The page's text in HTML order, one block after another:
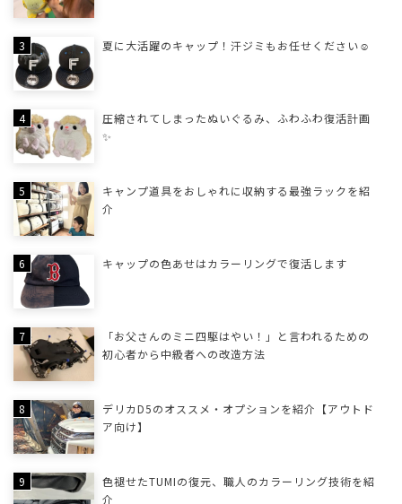
夏に大活躍のキャップ！汗ジミもお任せください☺
圧縮されてしまったぬいぐるみ、ふわふわ復活計画
✨
キャンプ道具をおしゃれに収納する最強ラックを紹
介
キャップの色あせはカラーリングで復活します
「お父さんのミニ四駆はやい！」と言われるための
初心者から中級者への改造方法
デリカD5のオススメ・オプションを紹介【アウトド
ア向け】
色褪せたTUMIの復元、職人のカラーリング技術を紹
介